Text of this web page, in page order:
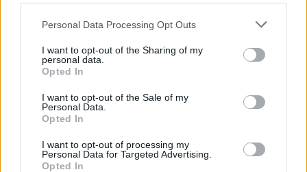
Personal Data Processing Opt Outs
I want to opt-out of the Sharing of my
personal data.
Opted In
I want to opt-out of the Sale of my
Personal Data.
Opted In
I want to opt-out of processing my
Personal Data for Targeted Advertising.
Opted In